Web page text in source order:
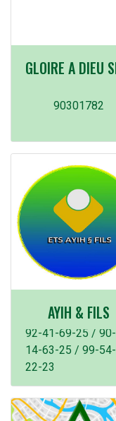
90301782
AYIH & FILS
92-41-69-25 / 90-
14-63-25 / 99-54-
22-23